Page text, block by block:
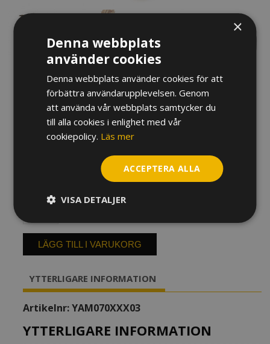
TENORSAXOFON YAMAHA YTS-
kr 49 100
44
400 kr
100 kr
Tenorsaxofon
YTS-
mängd
LÄGG TILL I VARUKORG
YTTERLIGARE INFORMATION
Artikelnr:YAM070XXX03
YTTERLIGARE INFORMATION
×
Denna webbplats
använder cookies
Denna webbplats använder cookies för att
förbättra användarupplevelsen. Genom
att använda vår webbplats samtycker du
till alla cookies i enlighet med vår
cookiepolicy. Läs mer
ACCEPTERA ALLA
VISA DETALJER